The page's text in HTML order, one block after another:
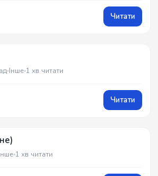
Читати
Інше 1 хв читати
Читати
1 хв читати